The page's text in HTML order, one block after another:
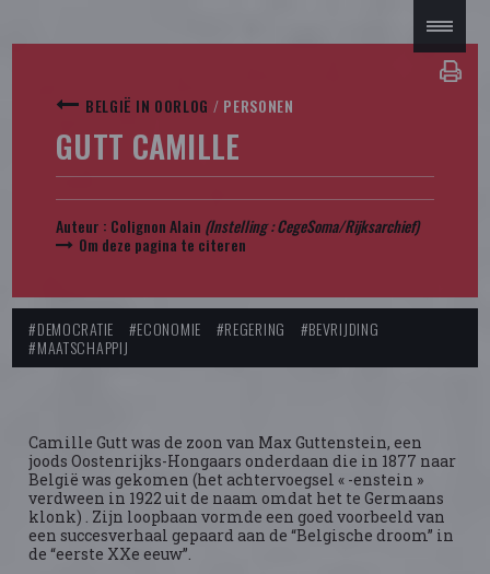
BELGIË IN OORLOG / PERSONEN
GUTT CAMILLE
Auteur : Colignon Alain (Instelling : CegeSoma/Rijksarchief)
Om deze pagina te citeren
#DEMOCRATIE #ECONOMIE #REGERING
#BEVRIJDING
#MAATSCHAPPIJ
Camille Gutt was de zoon van Max Guttenstein, een
joods Oostenrijks-Hongaars onderdaan die in 1877 naar
België was gekomen (het achtervoegsel « -enstein »
verdween in 1922 uit de naam omdat het te Germaans
klonk) . Zijn loopbaan vormde een goed voorbeeld van
een succesverhaal gepaard aan de “Belgische droom” in
de “eerste XXe eeuw”.